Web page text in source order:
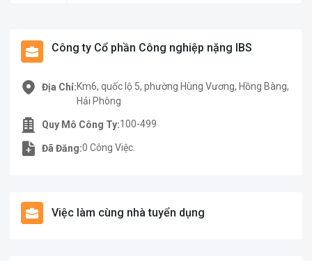
Công ty Cổ phần Công nghiệp nặng IBS
Địa Chỉ:Km6, quốc lộ 5, phường Hùng Vương, Hồng Bàng,
Hải Phòng
Quy Mô Công Ty:100-499
Đã Đăng:0 Công Việc.
Việc làm cùng nhà tuyển dụng